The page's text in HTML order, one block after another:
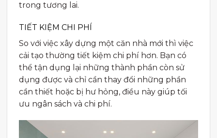
trong tương lai.
TIẾT KIỆM CHI PHÍ
So với việc xây dựng một căn nhà mới thì việc
cải tạo thường tiết kiệm chi phí hơn. Bạn có
thể tận dụng lại những thành phần còn sử
dụng được và chỉ cần thay đổi những phần
cần thiết hoặc bị hư hỏng, điều này giúp tối
ưu ngân sách và chi phí.